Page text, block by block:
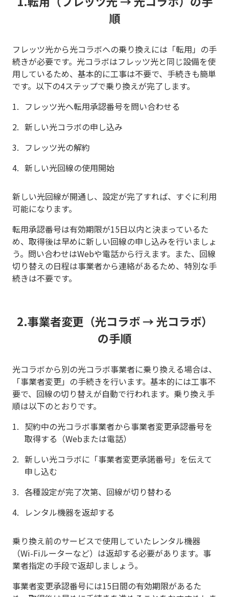
順
フレッツ光から光コラボへの乗り換えには「転用」の手
続きが必要です。光コラボはフレッツ光と同じ設備を使
用しているため、基本的に工事は不要で、手続きも簡単
です。以下の4ステップで乗り換えが完了します。
フレッツ光へ転用承認番号を問い合わせる
新しい光コラボの申し込み
フレッツ光の解約
新しい光回線の使用開始
新しい光回線が開通し、設定が完了すれば、すぐに利用
可能になります。
転用承認番号は有効期限が15日以内と決まっているた
め、取得後は早めに新しい回線の申し込みを行いましょ
う。問い合わせはWebや電話から行えます。また、回線
切り替えの日程は事業者から連絡があるため、特別な手
続きは不要です。
2.事業者変更（光コラボ → 光コラボ）
の手順
光コラボから別の光コラボ事業者に乗り換える場合は、
「事業者変更」の手続きを行います。基本的には工事不
要で、回線の切り替えが自動で行われます。乗り換え手
順は以下のとおりです。
契約中の光コラボ事業者から事業者変更承認番号を
取得する（Webまたは電話）
新しい光コラボに「事業者変更承諾番号」を伝えて
申し込む
各種設定が完了次第、回線が切り替わる
レンタル機器を返却する
乗り換え前のサービスで使用していたレンタル機器
（Wi-Fiルーターなど）は返却する必要があります。事
業者指定の手段で返却しましょう。
事業者変更承認番号には15日間の有効期限があるた